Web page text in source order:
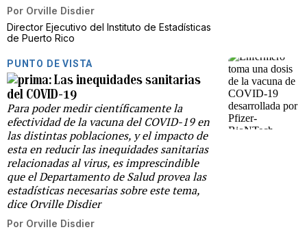
Por Orville Disdier
Director Ejecutivo del Instituto de Estadísticas
de Puerto Rico
PUNTO DE VISTA
Las inequidades sanitarias
del COVID-19
Para poder medir científicamente la
efectividad de la vacuna del COVID-19 en
las distintas poblaciones, y el impacto de
esta en reducir las inequidades sanitarias
relacionadas al virus, es imprescindible
que el Departamento de Salud provea las
estadísticas necesarias sobre este tema,
dice Orville Disdier
Por Orville Disdier